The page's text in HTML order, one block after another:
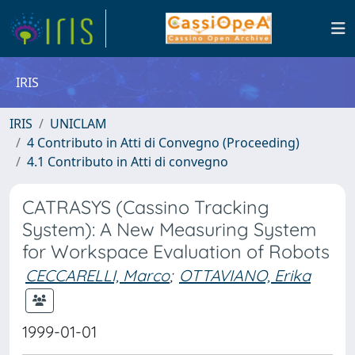
IRIS
IRIS
UNICLAM
4 Contributo in Atti di Convegno (Proceeding)
4.1 Contributo in Atti di convegno
CATRASYS (Cassino Tracking
System): A New Measuring System
for Workspace Evaluation of Robots
CECCARELLI, Marco; OTTAVIANO, Erika
1999-01-01